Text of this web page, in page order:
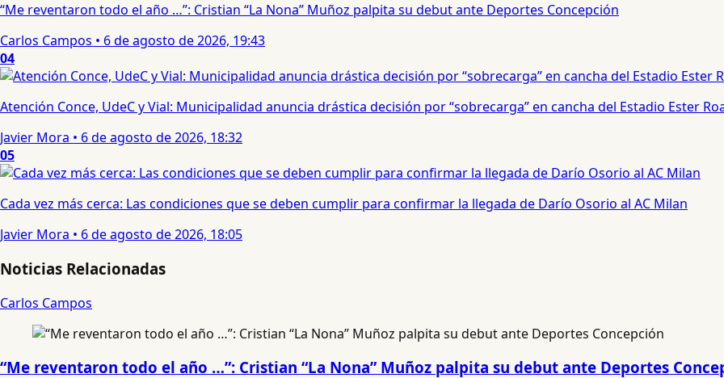
“Me reventaron todo el año …”: Cristian “La Nona” Muñoz palpita su debut ante Deportes Concepción
Carlos Campos • 6 de agosto de 2026, 19:43
04
Atención Conce, UdeC y Vial: Municipalidad anuncia drástica decisión por “sobrecarga” en cancha del Estadio Ester
Javier Mora • 6 de agosto de 2026, 18:32
05
Cada vez más cerca: Las condiciones que se deben cumplir para confirmar la llegada de Darío Osorio al AC Milan
Javier Mora • 6 de agosto de 2026, 18:05
Noticias Relacionadas
Carlos Campos
“Me reventaron todo el año …”: Cristian “La Nona” Muñoz palpita su debut ante Deportes